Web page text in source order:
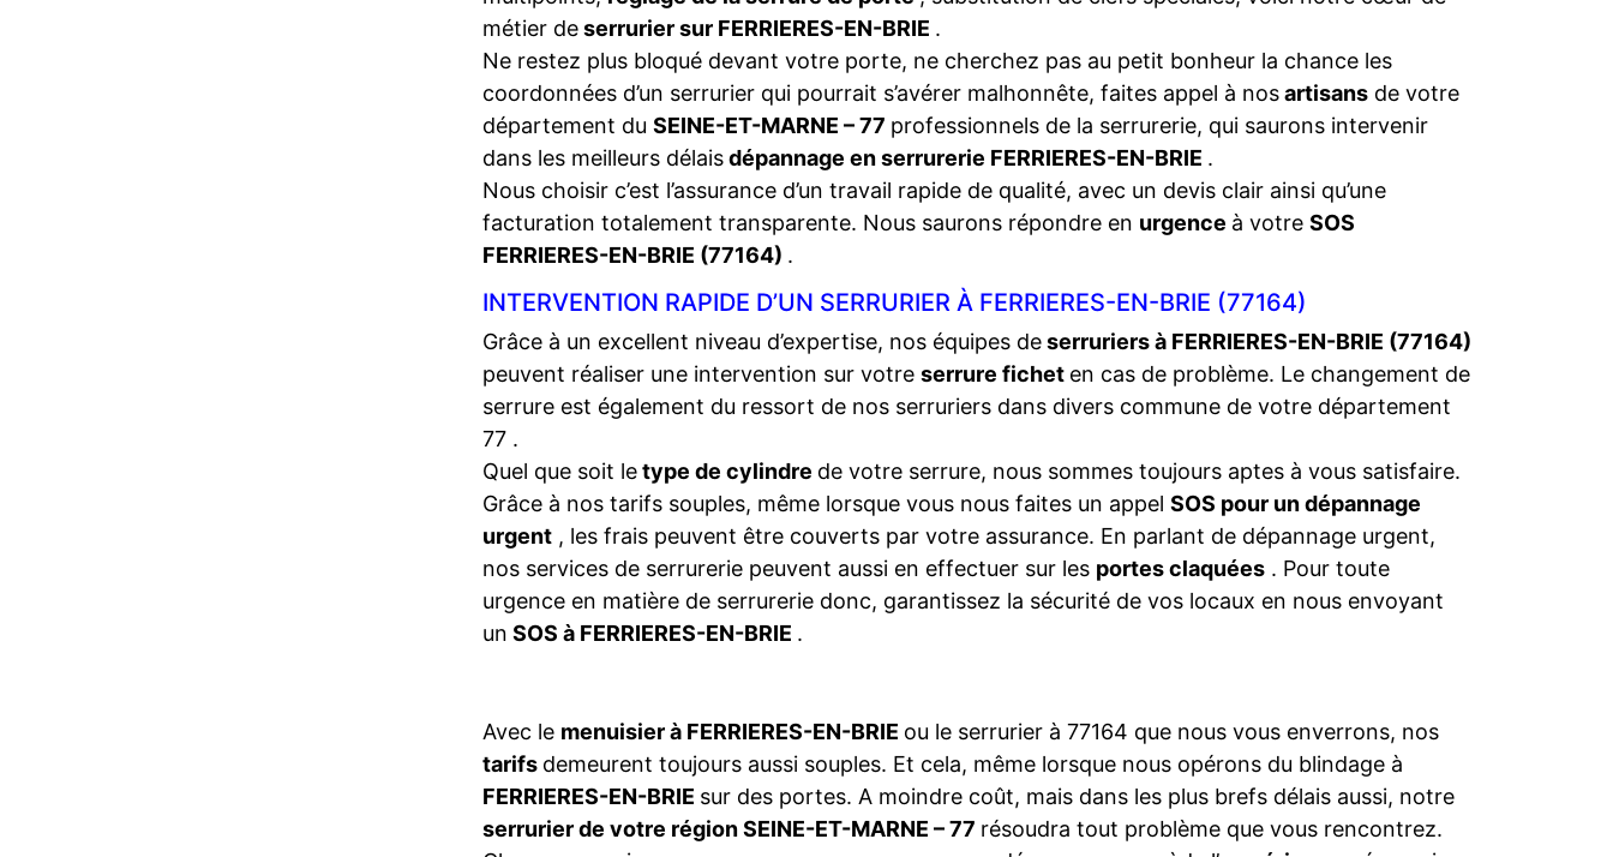
métier deserrurier sur FERRIERES-EN-BRIE .
Ne restez plus bloqué devant votre porte, ne cherchez pas au petit bonheur la chance les
coordonnées d’un serrurier qui pourrait s’avérer malhonnête, faites appel à nosartisans de votre
département du SEINE-ET-MARNE – 77 professionnels de la serrurerie, qui saurons intervenir
dans les meilleurs délaisdépannage en serrurerie FERRIERES-EN-BRIE .
Nous choisir c’est l’assurance d’un travail rapide de qualité, avec un devis clair ainsi qu’une
facturation totalement transparente. Nous saurons répondre en urgence à votre SOS
FERRIERES-EN-BRIE (77164) .
INTERVENTION RAPIDE D’UN SERRURIER À FERRIERES-EN-BRIE (77164)
Grâce à un excellent niveau d’expertise, nos équipes deserruriers à FERRIERES-EN-BRIE (77164)
peuvent réaliser une intervention sur votre serrure fichet en cas de problème. Le changement de
serrure est également du ressort de nos serruriers dans divers commune de votre département
77 .
Quel que soit letype de cylindre de votre serrure, nous sommes toujours aptes à vous satisfaire.
Grâce à nos tarifs souples, même lorsque vous nous faites un appel SOS pour un dépannage
urgent , les frais peuvent être couverts par votre assurance. En parlant de dépannage urgent,
nos services de serrurerie peuvent aussi en effectuer sur les portes claquées . Pour toute
urgence en matière de serrurerie donc, garantissez la sécurité de vos locaux en nous envoyant
un SOS à FERRIERES-EN-BRIE .
Avec le menuisier à FERRIERES-EN-BRIE ou le serrurier à 77164 que nous vous enverrons, nos
tarifs demeurent toujours aussi souples. Et cela, même lorsque nous opérons du blindage à
FERRIERES-EN-BRIE sur des portes. A moindre coût, mais dans les plus brefs délais aussi, notre
serrurier de votre région SEINE-ET-MARNE – 77 résoudra tout problème que vous rencontrez.